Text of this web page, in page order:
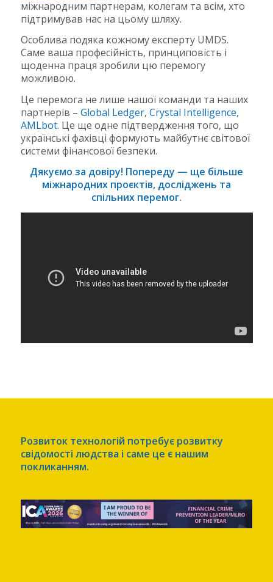
міжнародним партнерам, колегам та всім, хто
підтримував нас на цьому шляху.
Особлива подяка кожному експерту UMDS.
Саме ваша професійність, принциповість і
щоденна праця зробили цю перемогу
можливою.
Це перемога не лише нашої команди та наших
партнерів – Global Ledger, Crystal Intelligence,
AMLbot. Це ще одне підтвердження того, що
українські фахівці формують майбутнє світової
системи фінансової безпеки.
Дякуємо за довіру! Попереду — ще більше
міжнародних проєктів, досліджень та
спільних перемог.
Розвиток технологій потребує розвитку
свідомості людства і саме це є нашим
покликанням.